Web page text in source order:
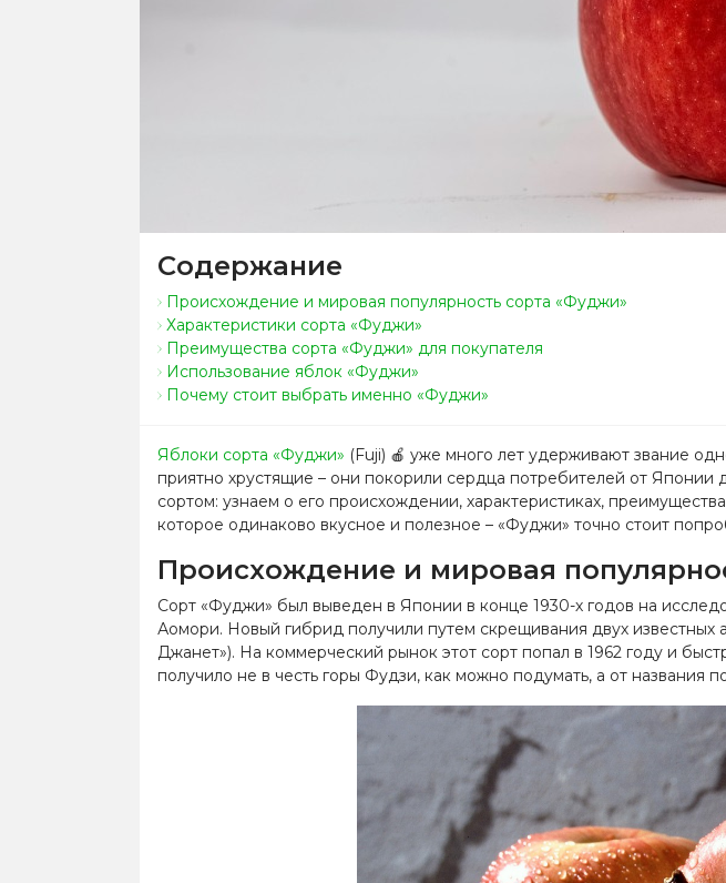
Содержание
Происхождение и мировая популярность сорта «Фуджи»
Характеристики сорта «Фуджи»
Преимущества сорта «Фуджи» для покупателя
Использование яблок «Фуджи»
Почему стоит выбрать именно «Фуджи»
Яблоки сорта «Фуджи» (Fuji) 🍎 уже много лет удерживают звание
приятно хрустящие – они покорили сердца потребителей от
сортом: узнаем о его происхождении, характеристиках,
которое одинаково вкусное и полезное – «Фуджи» точно стоит
Происхождение и мировая
Сорт «Фуджи» был выведен в Японии в конце 1930-х годов на
Аомори. Новый гибрид получили путем скрещивания двух
Джанет»). На коммерческий рынок этот сорт попал в 1962 году и
получило не в честь горы Фудзи, как можно подумать, а от названия